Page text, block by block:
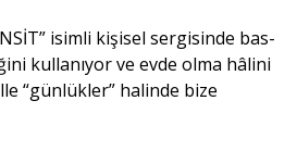
isimli kişisel sergisinde bas-
kullanıyor ve evde olma hâlini
“günlükler” halinde bize